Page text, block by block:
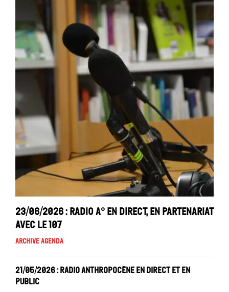
23/06/2026 : Radio A° en direct, en partenariat
avec le 107
Archive Agenda
21/05/2026 : Radio Anthropocène en direct et en
public